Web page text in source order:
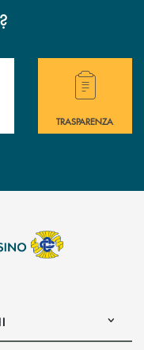
?
immediata?
Hai bisogno di
TRASPARENZA